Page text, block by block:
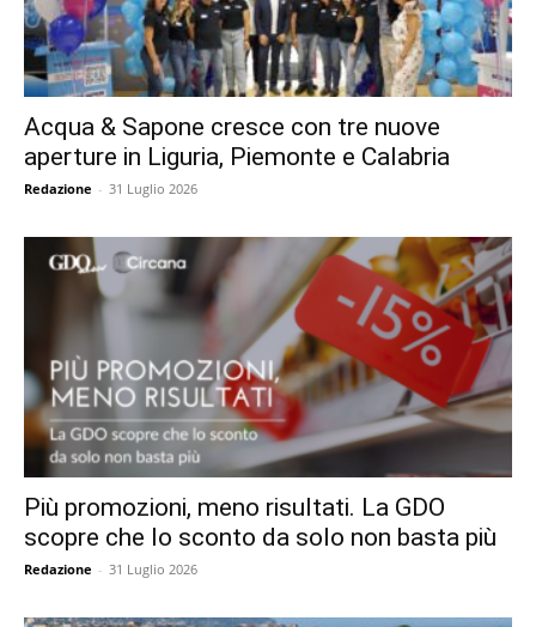
Acqua & Sapone cresce con tre nuove
aperture in Liguria, Piemonte e Calabria
Redazione - 31 Luglio 2026
Più promozioni, meno risultati. La GDO
scopre che lo sconto da solo non basta più
Redazione - 31 Luglio 2026